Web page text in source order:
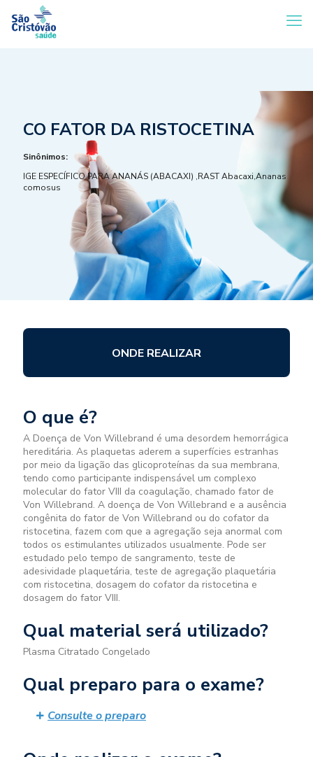
CO FATOR DA RISTOCETINA
Sinônimos:
IGE ESPECÍFICO PARA ANANÁS (ABACAXI) ,RAST Abacaxi,Ananas
comosus
ONDE REALIZAR
O que é?
A Doença de Von Willebrand é uma desordem hemorrágica
hereditária. As plaquetas aderem a superfícies estranhas
por meio da ligação das glicoproteínas da sua membrana,
tendo como participante indispensável um complexo
molecular do fator VIII da coagulação, chamado fator de
Von Willebrand. A doença de Von Willebrand e a ausência
congênita do fator de Von Willebrand ou do cofator da
ristocetina, fazem com que a agregação seja anormal com
todos os estimulantes utilizados usualmente. Pode ser
estudado pelo tempo de sangramento, teste de
adesividade plaquetária, teste de agregação plaquetária
com ristocetina, dosagem do cofator da ristocetina e
dosagem do fator VIII.
Qual material será utilizado?
Plasma Citratado Congelado
Qual preparo para o exame?
Consulte o preparo